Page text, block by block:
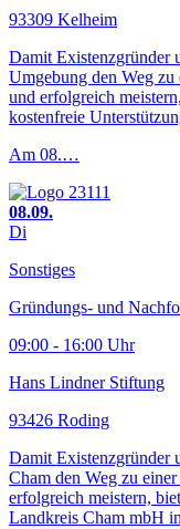
93309 Kelheim
Damit Existenzgründer
Umgebung den Weg
und erfolgreich
kostenfreie
Am 08.…
08.09.
Di
Sonstiges
Gründungs- und
09:00 - 16:00 Uhr
Hans Lindner Stiftung
93426 Roding
Damit Existenzgründer
Cham den Weg zu
erfolgreich meistern,
Landkreis Cham mbH